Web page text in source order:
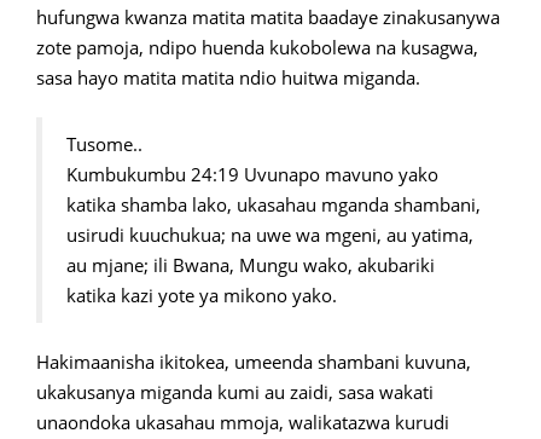
hufungwa kwanza matita matita baadaye zinakusanywa
zote pamoja, ndipo huenda kukobolewa na kusagwa,
sasa hayo matita matita ndio huitwa miganda.
Tusome..
Kumbukumbu 24:19 Uvunapo mavuno yako
katika shamba lako, ukasahau mganda shambani,
usirudi kuuchukua; na uwe wa mgeni, au yatima,
au mjane; ili Bwana, Mungu wako, akubariki
katika kazi yote ya mikono yako.
Hakimaanisha ikitokea, umeenda shambani kuvuna,
ukakusanya miganda kumi au zaidi, sasa wakati
unaondoka ukasahau mmoja, walikatazwa kurudi